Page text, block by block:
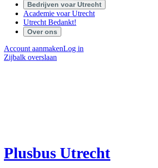
Bedrijven voar Utrecht
Academie voar Utrecht
Utrecht Bedankt!
Over ons
Account aanmakenLog in
Zijbalk overslaan
Plusbus Utrecht